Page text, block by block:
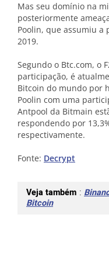
Mas seu domínio na
posteriormente
Poolin, que assumiu a
2019.
Segundo o Btc.com, o
participação, é
Bitcoin do mundo por
Poolin com uma
Antpool da Bitmain
respondendo por
respectivamente.
Fonte: Decrypt
Veja também :
Bitcoin